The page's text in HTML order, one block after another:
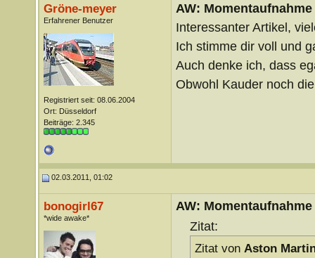
Gröne-meyer
Erfahrener Benutzer
Registriert seit: 08.06.2004
Ort: Düsseldorf
Beiträge: 2.345
AW: Momentaufnahme
Interessanter Artikel,
Ich stimme dir voll und
Auch denke ich, dass
Obwohl Kauder noch
02.03.2011, 01:02
bonogirl67
*wide awake*
AW: Momentaufnahme
Zitat:
Zitat von Aston